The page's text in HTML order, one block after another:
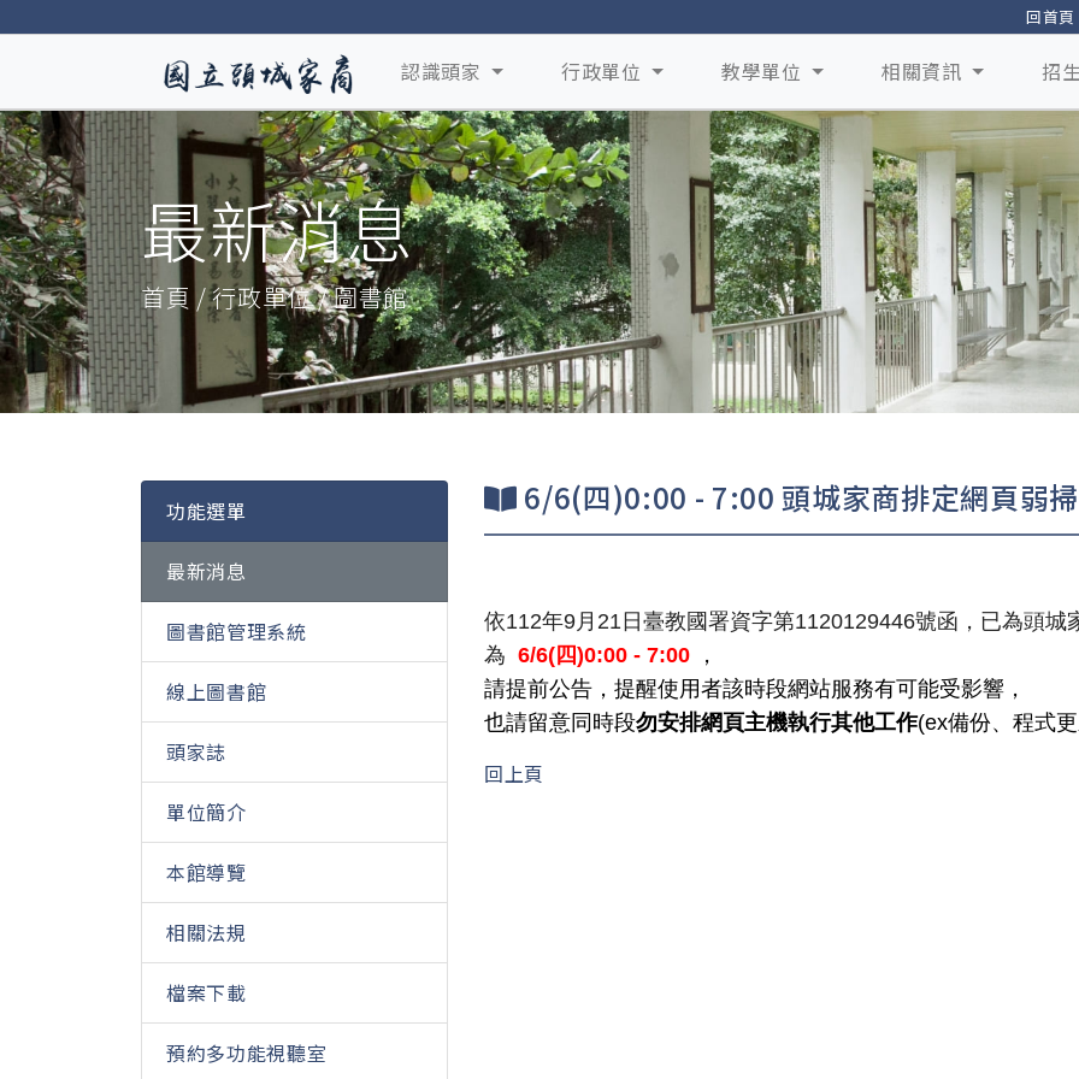
回首頁
認識頭家 行政單位 教學單位 相關資訊 招
最新消息
首頁 / 行政單位 / 圖書館
功能選單
最新消息
圖書館管理系統
線上圖書館
頭家誌
單位簡介
本館導覽
相關法規
檔案下載
預約多功能視聽室
6/6(四)0:00 - 7:00 頭城家商排定網頁弱
依112年9月21日臺教國署資字第1120129446號函， 已為頭城
為 6/6(四)0:00 - 7:00
，
請提前公告，提醒使用者該時段網站服務有可能受影響，
也請留意同時段勿安排網頁主機執行其他工作(ex備份、 程式
回上頁